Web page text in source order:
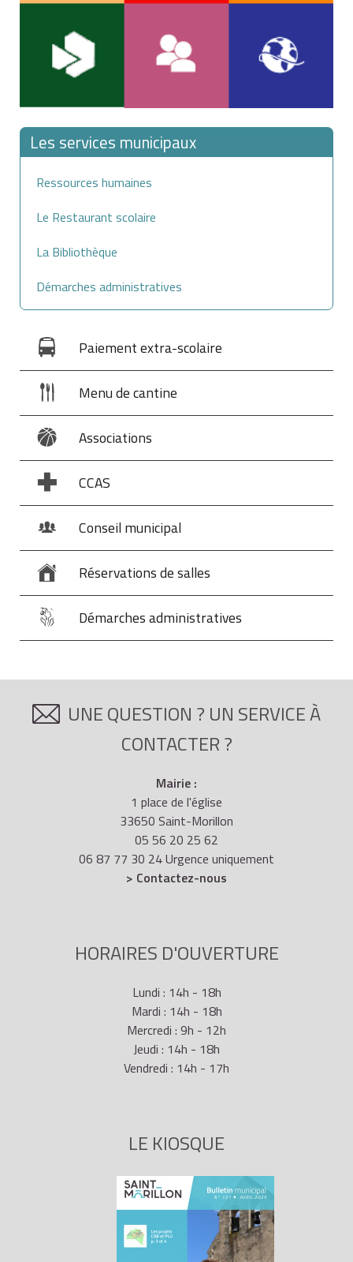
Les services municipaux
Ressources humaines
Le Restaurant scolaire
La Bibliothèque
Démarches administratives
Paiement extra-scolaire
Menu de cantine
Associations
CCAS
Conseil municipal
Réservations de salles
Démarches administratives
UNE QUESTION ? UN SERVICE À
CONTACTER ?
Mairie :
1 place de l'église
33650 Saint-Morillon
05 56 20 25 62
06 87 77 30 24 Urgence uniquement
> Contactez-nous
HORAIRES D'OUVERTURE
Lundi : 14h - 18h
Mardi : 14h - 18h
Mercredi : 9h - 12h
Jeudi : 14h - 18h
Vendredi : 14h - 17h
LE KIOSQUE